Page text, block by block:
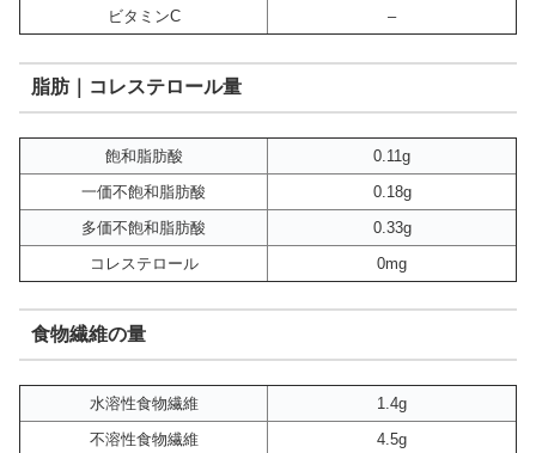
ビタミンC –
脂肪｜コレステロール量
飽和脂肪酸
0.11g
一価不飽和脂肪酸
0.18g
多価不飽和脂肪酸
0.33g
コレステロール
0mg
食物繊維の量
水溶性食物繊維
1.4g
不溶性食物繊維
4.5g